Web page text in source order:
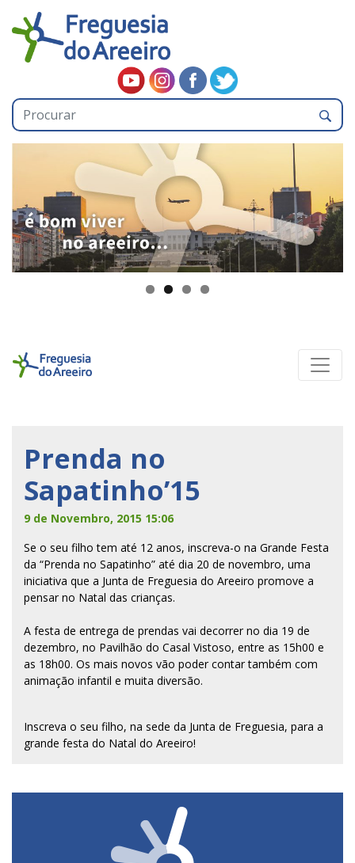
Prenda no
Sapatinho’15
9 de Novembro, 2015 15:06
Se o seu filho tem até 12 anos, inscreva-o na Grande Festa
da “Prenda no Sapatinho” até dia 20 de novembro, uma
iniciativa que a Junta de Freguesia do Areeiro promove a
pensar no Natal das crianças.
A festa de entrega de prendas vai decorrer no dia 19 de
dezembro, no Pavilhão do Casal Vistoso, entre as 15h00 e
as 18h00. Os mais novos vão poder contar também com
animação infantil e muita diversão.
Inscreva o seu filho, na sede da Junta de Freguesia, para a
grande festa do Natal do Areeiro!